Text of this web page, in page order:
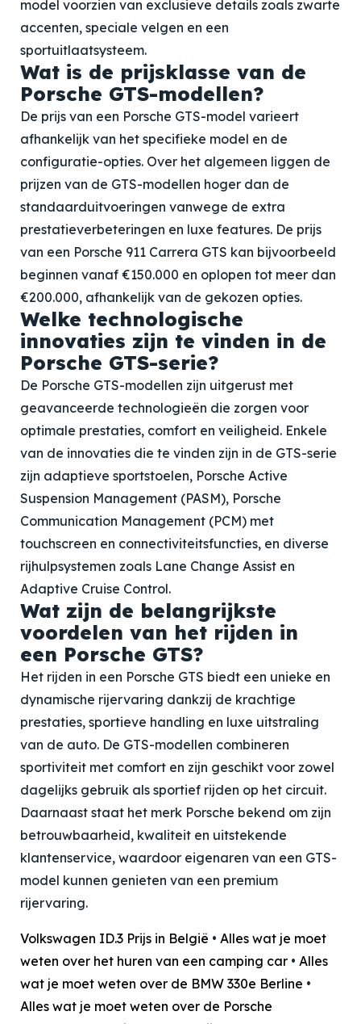
model voorzien van exclusieve details zoals zwarte
accenten, speciale velgen en een
sportuitlaatsysteem.
Wat is de prijsklasse van de
Porsche GTS-modellen?
De prijs van een Porsche GTS-model varieert
afhankelijk van het specifieke model en de
configuratie-opties. Over het algemeen liggen de
prijzen van de GTS-modellen hoger dan de
standaarduitvoeringen vanwege de extra
prestatieverbeteringen en luxe features. De prijs
van een Porsche 911 Carrera GTS kan bijvoorbeeld
beginnen vanaf €150.000 en oplopen tot meer dan
€200.000, afhankelijk van de gekozen opties.
Welke technologische
innovaties zijn te vinden in de
Porsche GTS-serie?
De Porsche GTS-modellen zijn uitgerust met
geavanceerde technologieën die zorgen voor
optimale prestaties, comfort en veiligheid. Enkele
van de innovaties die te vinden zijn in de GTS-serie
zijn adaptieve sportstoelen, Porsche Active
Suspension Management (PASM), Porsche
Communication Management (PCM) met
touchscreen en connectiviteitsfuncties, en diverse
rijhulpsystemen zoals Lane Change Assist en
Adaptive Cruise Control.
Wat zijn de belangrijkste
voordelen van het rijden in
een Porsche GTS?
Het rijden in een Porsche GTS biedt een unieke en
dynamische rijervaring dankzij de krachtige
prestaties, sportieve handling en luxe uitstraling
van de auto. De GTS-modellen combineren
sportiviteit met comfort en zijn geschikt voor zowel
dagelijks gebruik als sportief rijden op het circuit.
Daarnaast staat het merk Porsche bekend om zijn
betrouwbaarheid, kwaliteit en uitstekende
klantenservice, waardoor eigenaren van een GTS-
model kunnen genieten van een premium
rijervaring.
Volkswagen ID.3 Prijs in België • Alles wat je moet
weten over het huren van een camping car • Alles
wat je moet weten over de BMW 330e Berline •
Alles wat je moet weten over de Porsche